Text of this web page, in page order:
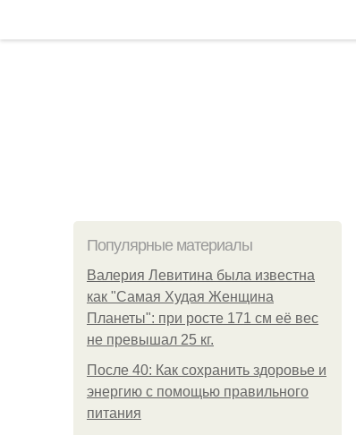
Популярные материалы
Валерия Левитина была известна
как "Самая Худая Женщина
Планеты": при росте 171 см её вес
не превышал 25 кг.
После 40: Как сохранить здоровье и
энергию с помощью правильного
питания